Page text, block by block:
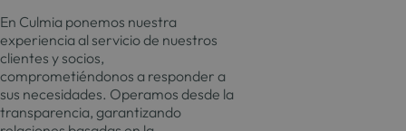
En Culmia ponemos nuestra
experiencia al servicio de nuestros
clientes y socios,
comprometiéndonos a responder a
sus necesidades. Operamos desde la
transparencia, garantizando